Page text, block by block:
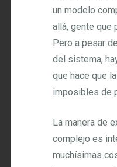
un modelo
allá, gente que
Pero a pesar
del sistema,
que hace que
imposibles de
La manera de
complejo es
muchísimas